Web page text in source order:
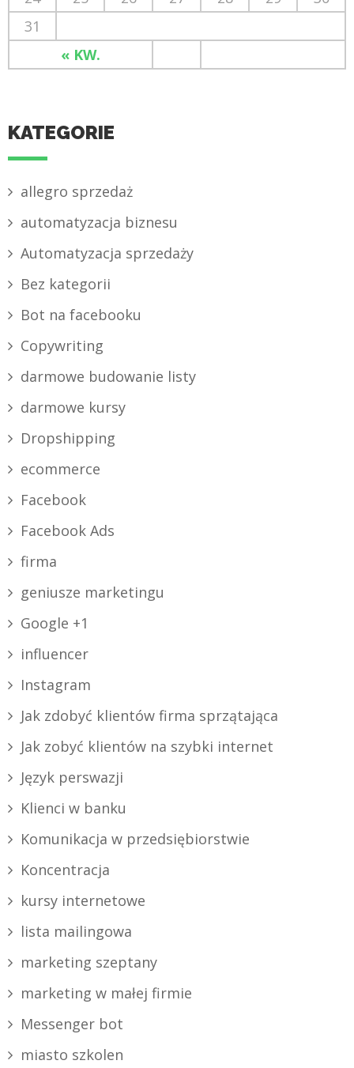
« KW.
31
KATEGORIE
allegro sprzedaż
automatyzacja biznesu
Automatyzacja sprzedaży
Bez kategorii
Bot na facebooku
Copywriting
darmowe budowanie listy
darmowe kursy
Dropshipping
ecommerce
Facebook
Facebook Ads
firma
geniusze marketingu
Google +1
influencer
Instagram
Jak zdobyć klientów firma sprzątająca
Jak zobyć klientów na szybki internet
Język perswazji
Klienci w banku
Komunikacja w przedsiębiorstwie
Koncentracja
kursy internetowe
lista mailingowa
marketing szeptany
marketing w małej firmie
Messenger bot
miasto szkolen